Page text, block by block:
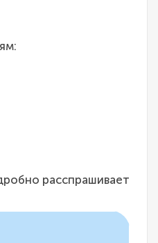
расспрашивает